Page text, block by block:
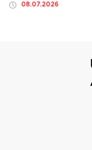
08.07.2026